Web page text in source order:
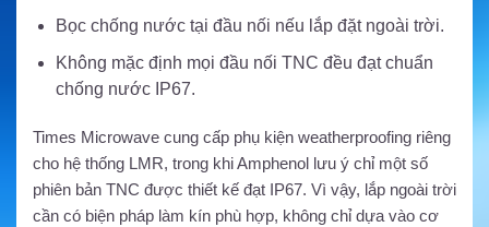
Bọc chống nước tại đầu nối nếu lắp đặt ngoài trời.
Không mặc định mọi đầu nối TNC đều đạt chuẩn
chống nước IP67.
Times Microwave cung cấp phụ kiện weatherproofing riêng
cho hệ thống LMR, trong khi Amphenol lưu ý chỉ một số
phiên bản TNC được thiết kế đạt IP67. Vì vậy, lắp ngoài trời
cần có biện pháp làm kín phù hợp, không chỉ dựa vào cơ